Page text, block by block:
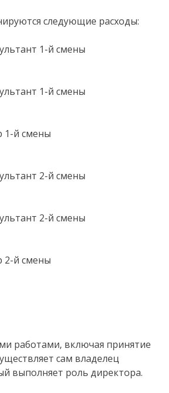
следующие расходы:
1-й смены
1-й смены
1-й смены
2-й смены
2-й смены
2-й смены
работами, включая принятие
сам владелец
выполняет роль директора.